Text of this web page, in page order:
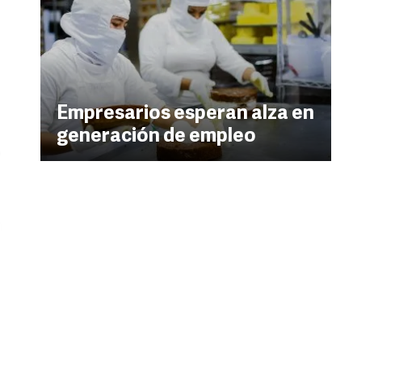
Empresarios esperan alza en
generación de empleo